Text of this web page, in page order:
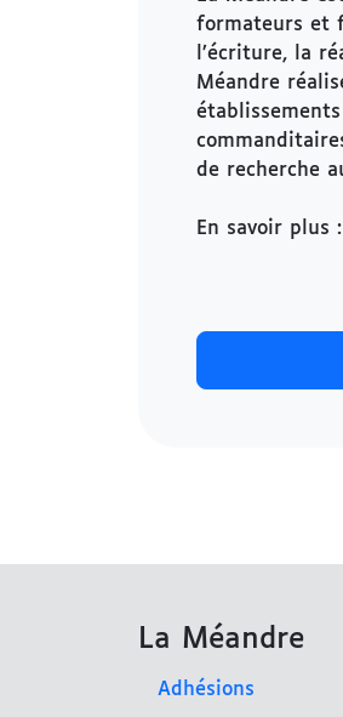
formateurs et
l’écriture, la
Méandre
de recherche
En savoir plus :
La Méandre
Adhésions